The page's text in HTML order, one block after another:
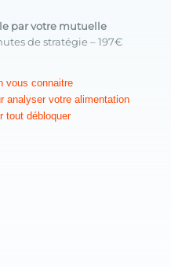
par votre mutuelle
de stratégie – 197€
vous connaitre
analyser votre alimentation
tout débloquer